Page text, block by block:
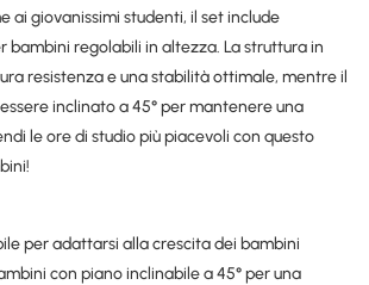
ai giovanissimi studenti, il set include
bambini regolabili in altezza. La struttura in
resistenza e una stabilità ottimale, mentre il
inclinato a 45° per mantenere una
le ore di studio più piacevoli con questo
per adattarsi alla crescita dei bambini
con piano inclinabile a 45° per una